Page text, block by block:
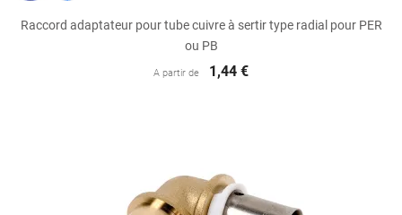
Raccord adaptateur pour tube cuivre à sertir type radial pour PER
ou PB
A partir de 1,44 €